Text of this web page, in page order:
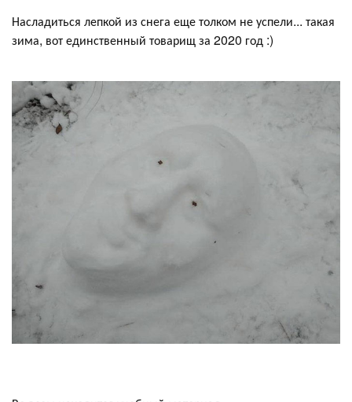
Насладиться лепкой из снега еще толком не успели... такая
зима, вот единственный товарищ за 2020 год :)